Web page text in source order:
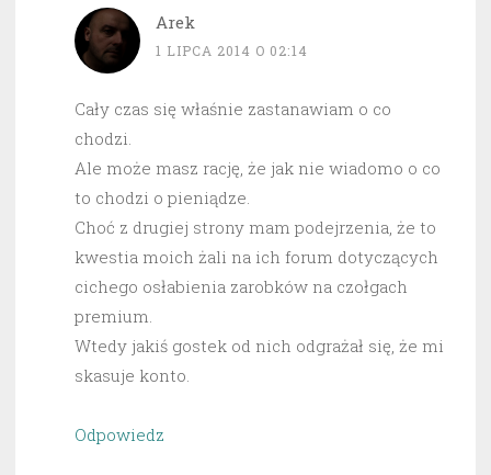
Arek
1 LIPCA 2014 O 02:14
Cały czas się właśnie zastanawiam o co
chodzi.
Ale może masz rację, że jak nie wiadomo o co
to chodzi o pieniądze.
Choć z drugiej strony mam podejrzenia, że to
kwestia moich żali na ich forum dotyczących
cichego osłabienia zarobków na czołgach
premium.
Wtedy jakiś gostek od nich odgrażał się, że mi
skasuje konto.
Odpowiedz